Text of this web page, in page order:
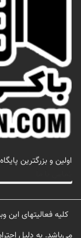
اولين و بزرگترين
کلیه فعالیتهای این